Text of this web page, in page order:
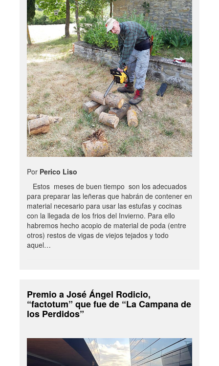
Por Perico Liso
Estos meses de buen tiempo son los adecuados
para preparar las leñeras que habrán de contener en
material necesario para usar las estufas y cocinas
con la llegada de los frios del Invierno. Para ello
habremos hecho acopio de material de poda (entre
otros) restos de vigas de viejos tejados y todo
aquel…
Premio a José Ángel Rodicio,
“factotum” que fue de “La Campana de
los Perdidos”